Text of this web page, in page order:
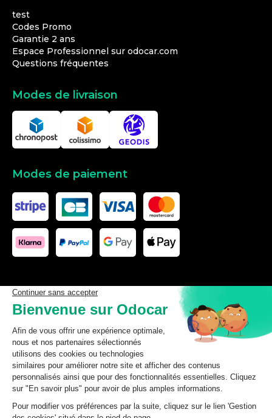
test
Codes Promo
Garantie 2 ans
Espace Professionnel sur odocar.com
Questions fréquentes
Modes de livraison
Modes de paiement
Les données affichées ici, particulièrement la base de donnée
complète, ne doivent pas être copiées. Il est interdit d’exploiter les
données ou la base de données complète, de laisser un tiers les
exploiter, ni de les rendre accessible à un tiers, sans accord
préalable de TecDoc. Toute infraction constitue une violation des
droits d’auteur et fera l’objet de poursuites.
odocar2026©
CGV Particuliers
CGV Professionnels